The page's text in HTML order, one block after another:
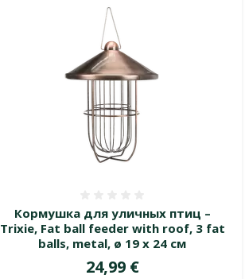
Кормушка для уличных птиц –
Trixie, Fat ball feeder with roof, 3 fat
balls, metal, ø 19 x 24 см
Цена
24,99 €